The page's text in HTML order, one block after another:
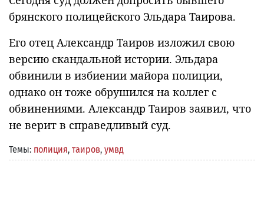
брянского полицейского Эльдара Таирова.
Его отец Александр Таиров изложил свою
версию скандальной истории. Эльдара
обвинили в избиении майора полиции,
однако он тоже обрушился на коллег с
обвинениями. Александр Таиров заявил, что
не верит в справедливый суд.
Темы: полиция, таиров, умвд